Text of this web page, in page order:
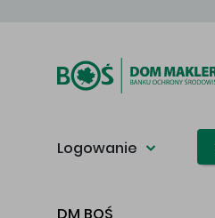
Logowanie